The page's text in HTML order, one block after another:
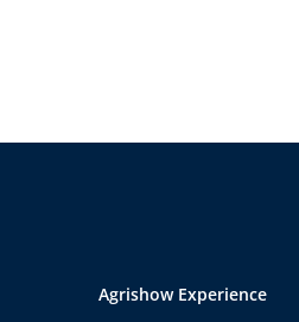
Agrishow Experience